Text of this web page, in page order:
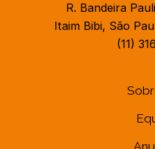
R. Bandeira
Itaim Bibi, São
(11)